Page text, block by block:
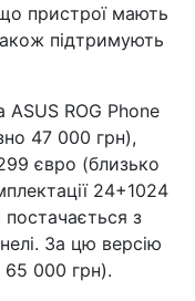
пристрої мають
підтримують
ASUS ROG Phone
47 000 грн),
євро (близько
24+1024
з
За цю версію
65 000 грн).